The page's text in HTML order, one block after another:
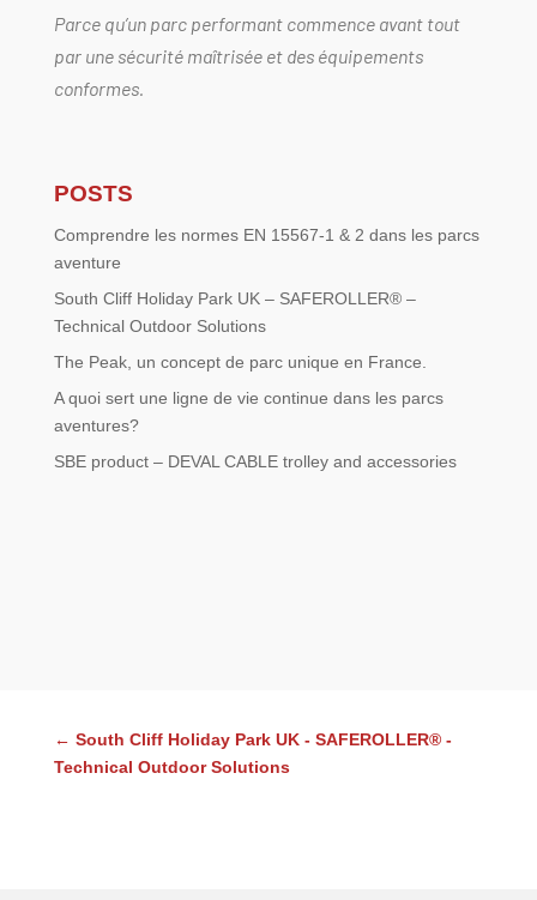
Parce qu’un parc performant commence avant tout
par une sécurité maîtrisée et des équipements
conformes.
POSTS
Comprendre les normes EN 15567-1 & 2 dans les parcs
aventure
South Cliff Holiday Park UK – SAFEROLLER® –
Technical Outdoor Solutions
The Peak, un concept de parc unique en France.
A quoi sert une ligne de vie continue dans les parcs
aventures?
SBE product – DEVAL CABLE trolley and accessories
← South Cliff Holiday Park UK - SAFEROLLER® -
Technical Outdoor Solutions